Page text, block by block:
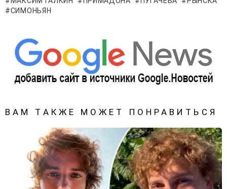
СИМОНЬЯН
ВАМ ТАКЖЕ МОЖЕТ ПОНРАВИТЬСЯ